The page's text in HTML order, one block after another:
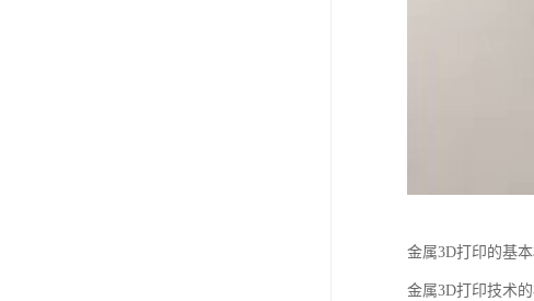
金属3D打印的基本
金属3D打印技术